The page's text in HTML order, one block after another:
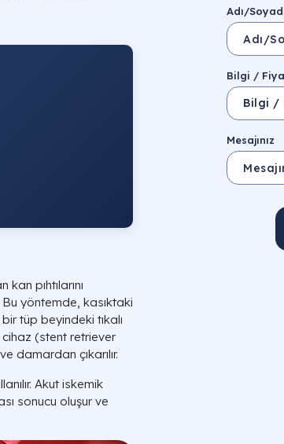
pıhtılarını
Bu yöntemde, kasıktaki
tüp beyindeki tıkalı
(stent retriever
damardan çıkarılır.
Akut iskemik
sonucu oluşur ve
Adı/
Bilgi /
Mesajınız